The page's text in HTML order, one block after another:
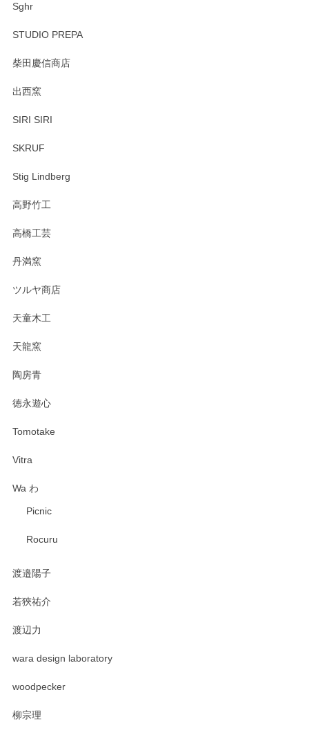
Sghr
STUDIO PREPA
柴田慶信商店
出西窯
SIRI SIRI
SKRUF
Stig Lindberg
高野竹工
高橋工芸
丹満窯
ツルヤ商店
天童木工
天龍窯
陶房青
徳永遊心
Tomotake
Vitra
Wa わ
Picnic
Rocuru
渡邉陽子
若狹祐介
渡辺力
wara design laboratory
woodpecker
柳宗理